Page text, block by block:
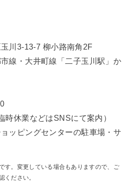
川3-13-7 柳小路南角2F
線・大井町線「二子玉川駅」か
時休業などはSNSにて案内）
ッピングセンターの駐車場・サ
す。変更している場合もありますので、ご
ください。